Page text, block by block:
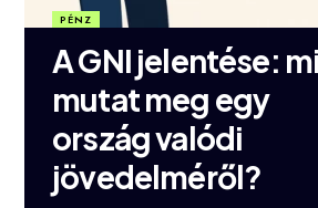
PÉNZ
A GNI jelentése:
mutat meg egy
ország valódi
jövedelméről?